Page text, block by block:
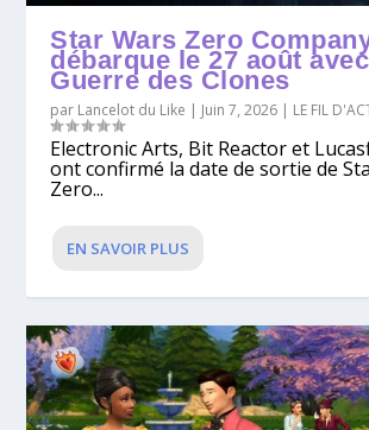
Star Wars Zero
débarque le 27 août
Guerre des Clones
par Lancelot du Like | Juin 7, 2026 | LE FIL
Electronic Arts, Bit Reactor et
ont confirmé la date de sortie de
Zero...
EN SAVOIR PLUS